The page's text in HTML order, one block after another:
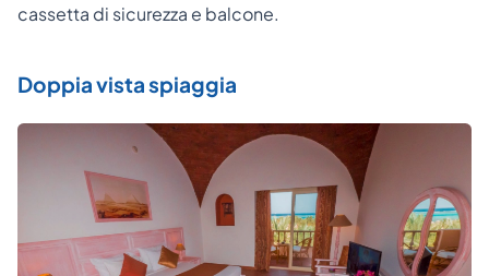
cassetta di sicurezza e balcone.
Doppia vista spiaggia